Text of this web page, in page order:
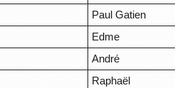
Paul Gatien
Edme
André
Raphaël